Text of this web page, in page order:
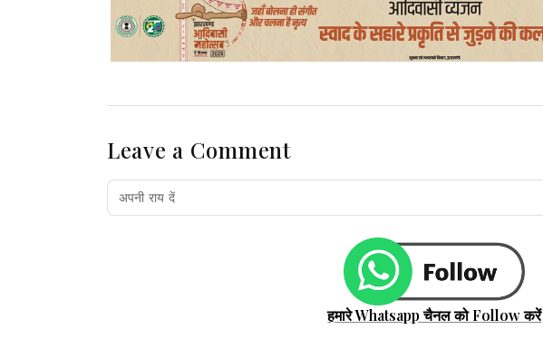
Leave a Comment
हमारे Whatsapp चैनल को Follow करें